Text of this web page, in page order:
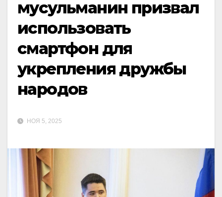
мусульманин призвал
использовать
смартфон для
укрепления дружбы
народов
НОЯ 5, 2025